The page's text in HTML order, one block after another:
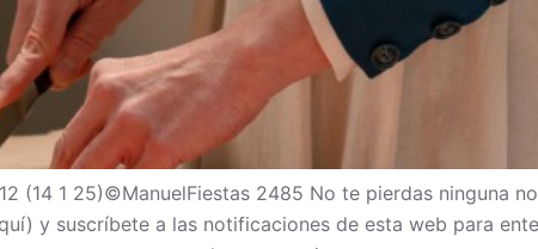
(14 1 25)©ManuelFiestas 2485 No te pierdas ninguna
y suscríbete a las notificaciones de esta web para